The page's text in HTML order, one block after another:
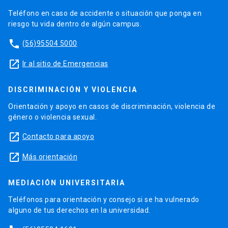
Teléfono en caso de accidente o situación que ponga en
riesgo tu vida dentro de algún campus.
phone (56)95504 5000
launch Ir al sitio de Emergencias
DISCRIMINACIÓN Y VIOLENCIA
Orientación y apoyo en casos de discriminación, violencia de
género o violencia sexual.
launch Contacto para apoyo
launch Más orientación
MEDIACIÓN UNIVERSITARIA
Teléfonos para orientación y consejo si se ha vulnerado
alguno de tus derechos en la universidad.